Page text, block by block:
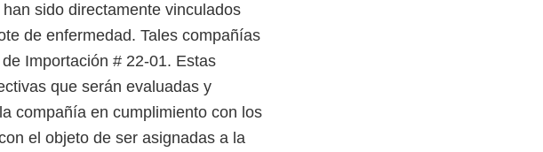
sido directamente vinculados
de enfermedad. Tales compañías
Importación # 22-01. Estas
que serán evaluadas y
compañía en cumplimiento con los
el objeto de ser asignadas a la